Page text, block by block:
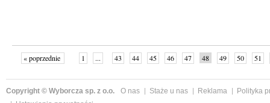
« poprzednie 1 ... 43 44 45 46 47 48 49 50
51
Copyright © Wyborcza sp. z o.o. O nas Staże u nas Reklama
Polityka